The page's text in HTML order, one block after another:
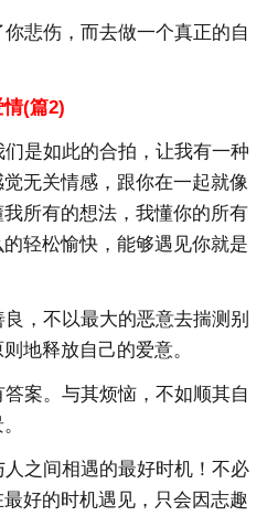
悲伤，而去做一个真正的自
(篇2)
是如此的合拍，让我有一种
无关情感，跟你在一起就像
所有的想法，我懂你的所有
轻松愉快，能够遇见你就是
，不以最大的恶意去揣测别
地释放自己的爱意。
案。与其烦恼，不如顺其自
之间相遇的最好时机！不必
好的时机遇见，只会因志趣